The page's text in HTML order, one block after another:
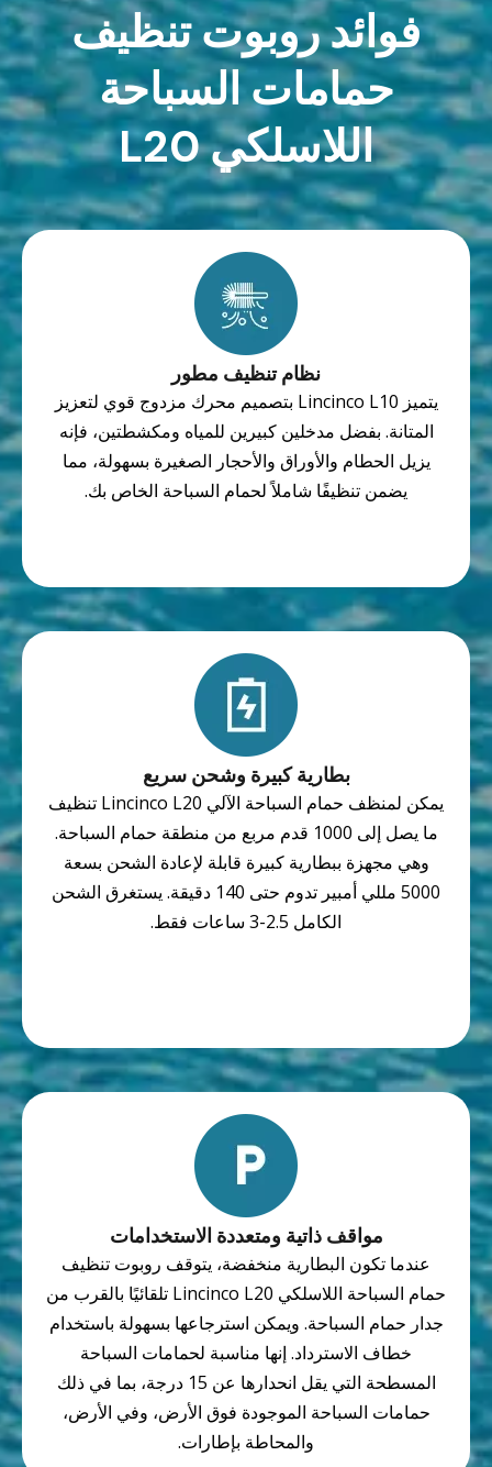
فوائد روبوت تنظيف
حمامات السباحة
اللاسلكي L20
نظام تنظيف مطور
يتميز Lincinco L10 بتصميم محرك مزدوج قوي لتعزيز
المتانة. بفضل مدخلين كبيرين للمياه ومكشطتين، فإنه
يزيل الحطام والأوراق والأحجار الصغيرة بسهولة، مما
يضمن تنظيفًا شاملاً لحمام السباحة الخاص بك.
بطارية كبيرة وشحن سريع
يمكن لمنظف حمام السباحة الآلي Lincinco L20 تنظيف
ما يصل إلى 1000 قدم مربع من منطقة حمام السباحة.
وهي مجهزة ببطارية كبيرة قابلة لإعادة الشحن بسعة
5000 مللي أمبير تدوم حتى 140 دقيقة. يستغرق الشحن
الكامل 2.5-3 ساعات فقط.
مواقف ذاتية ومتعددة الاستخدامات
عندما تكون البطارية منخفضة، يتوقف روبوت تنظيف
حمام السباحة اللاسلكي Lincinco L20 تلقائيًا بالقرب من
جدار حمام السباحة. ويمكن استرجاعها بسهولة باستخدام
خطاف الاسترداد. إنها مناسبة لحمامات السباحة
المسطحة التي يقل انحدارها عن 15 درجة، بما في ذلك
حمامات السباحة الموجودة فوق الأرض، وفي الأرض،
والمحاطة بإطارات.